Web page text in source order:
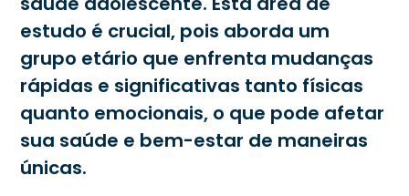
estudo é crucial, pois aborda um
grupo etário que enfrenta mudanças
rápidas e significativas tanto físicas
quanto emocionais, o que pode afetar
sua saúde e bem-estar de maneiras
únicas.